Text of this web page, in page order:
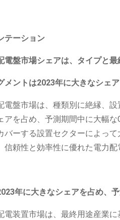
テーション
電盤市場シェアは、タイプと最
メントは2023年に大きなシェ
電盤市場は、種類別に絶縁、
アを占め、予測期間中に大幅
バーする設置セクターによっ
信頼性と効率性に優れた電力
年に大きなシェアを占め、
電装置市場は、最終用途産業